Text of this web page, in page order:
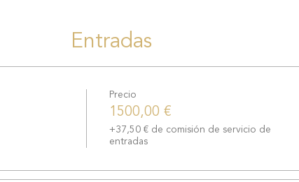
Entradas
Precio
1500,00 €
+37,50 € de comisión de servicio de
entradas